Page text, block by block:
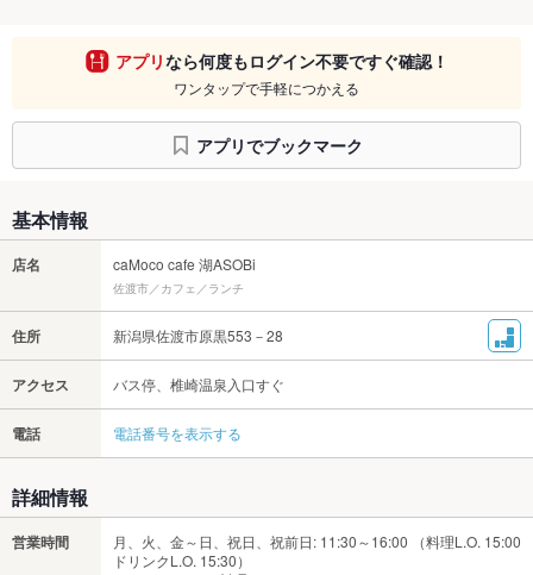
アプリなら何度もログイン不要ですぐ確認！
ワンタップで手軽につかえる
アプリでブックマーク
基本情報
店名 caMoco cafe 湖ASOBi
佐渡市／カフェ／ランチ
住所 新潟県佐渡市原黒553－28
アクセス バス停、椎崎温泉入口すぐ
電話 電話番号を表示する
詳細情報
営業時間
月、火、金～日、祝日、祝前日: 11:30～16:00 （料理L.O. 15:00
ドリンクL.O. 15:30）